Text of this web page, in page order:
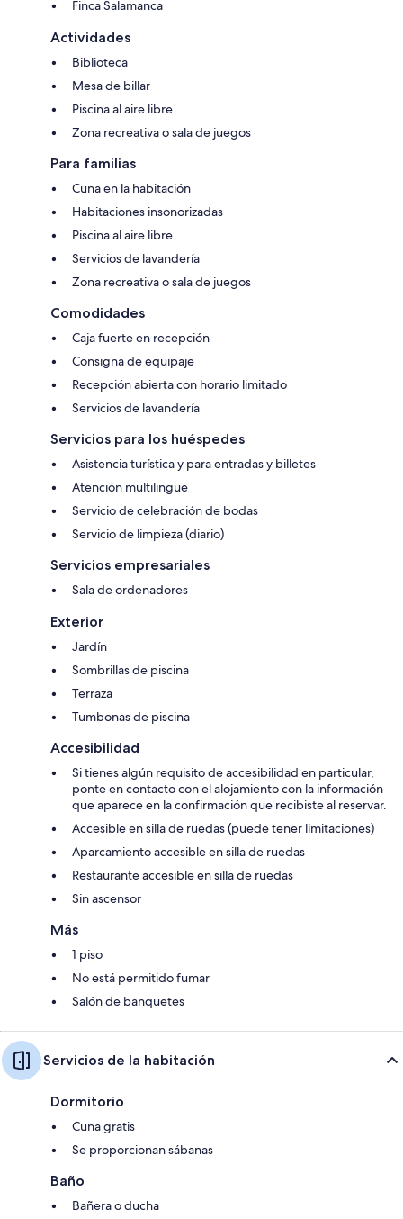
Finca Salamanca
Actividades
Biblioteca
Mesa de billar
Piscina al aire libre
Zona recreativa o sala de juegos
Para familias
Cuna en la habitación
Habitaciones insonorizadas
Piscina al aire libre
Servicios de lavandería
Zona recreativa o sala de juegos
Comodidades
Caja fuerte en recepción
Consigna de equipaje
Recepción abierta con horario limitado
Servicios de lavandería
Servicios para los huéspedes
Asistencia turística y para entradas y billetes
Atención multilingüe
Servicio de celebración de bodas
Servicio de limpieza (diario)
Servicios empresariales
Sala de ordenadores
Exterior
Jardín
Sombrillas de piscina
Terraza
Tumbonas de piscina
Accesibilidad
Si tienes algún requisito de accesibilidad en particular,
ponte en contacto con el alojamiento con la información
que aparece en la confirmación que recibiste al reservar.
Accesible en silla de ruedas (puede tener limitaciones)
Aparcamiento accesible en silla de ruedas
Restaurante accesible en silla de ruedas
Sin ascensor
Más
1 piso
No está permitido fumar
Salón de banquetes
Servicios de la habitación
Dormitorio
Cuna gratis
Se proporcionan sábanas
Baño
Bañera o ducha